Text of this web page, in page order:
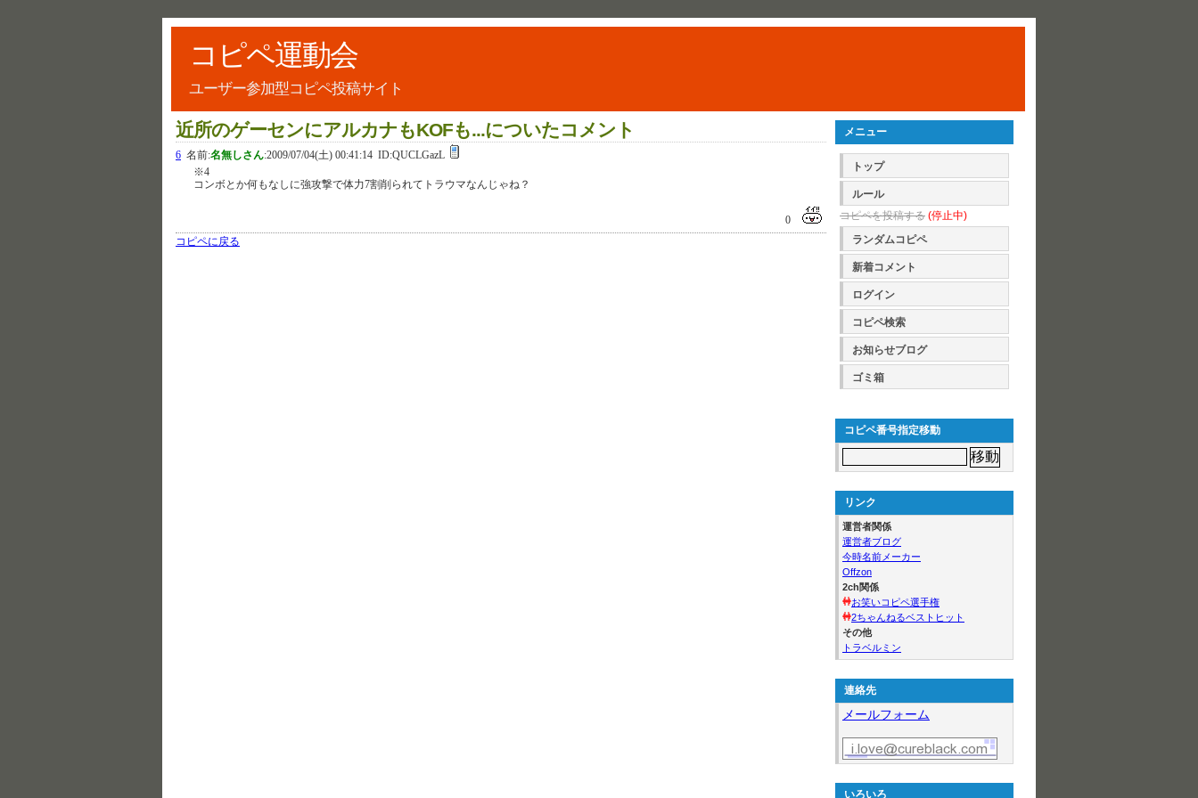
コピペ運動会
ユーザー参加型コピペ投稿サイト
近所のゲーセンにアルカナもKOFも...についたコメント
6 名前:名無しさん:2009/07/04(土) 00:41:14 ID:QUCLGazL
※4
コンボとか何もなしに強攻撃で体力7割削られてトラウマなんじゃね？
0
コピペに戻る
メニュー
トップ
ルール
コピペを投稿する (停止中)
ランダムコピペ
新着コメント
ログイン
コピペ検索
お知らせブログ
ゴミ箱
コピペ番号指定移動
リンク
運営者関係
運営者ブログ
今時名前メーカー
Offzon
2ch関係
お笑いコピペ選手権
2ちゃんねるベストヒット
その他
トラベルミン
連絡先
メールフォーム
いろいろ